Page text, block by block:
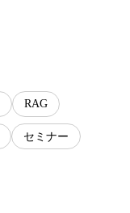
RAG
セミナー